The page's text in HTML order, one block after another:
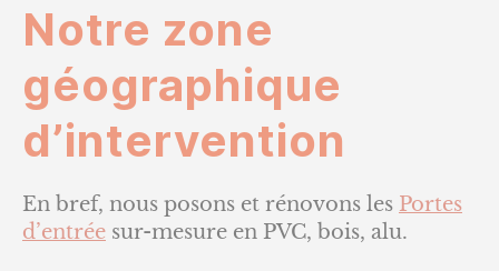
Notre zone
géographique
d’intervention
En bref, nous posons et rénovons les Portes
d’entrée sur-mesure en PVC, bois, alu.